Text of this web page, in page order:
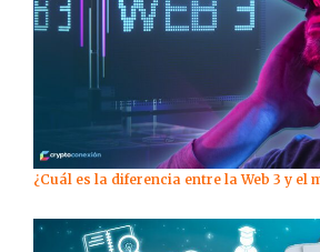
¿Cuál es la diferencia entre la Web 3 y el